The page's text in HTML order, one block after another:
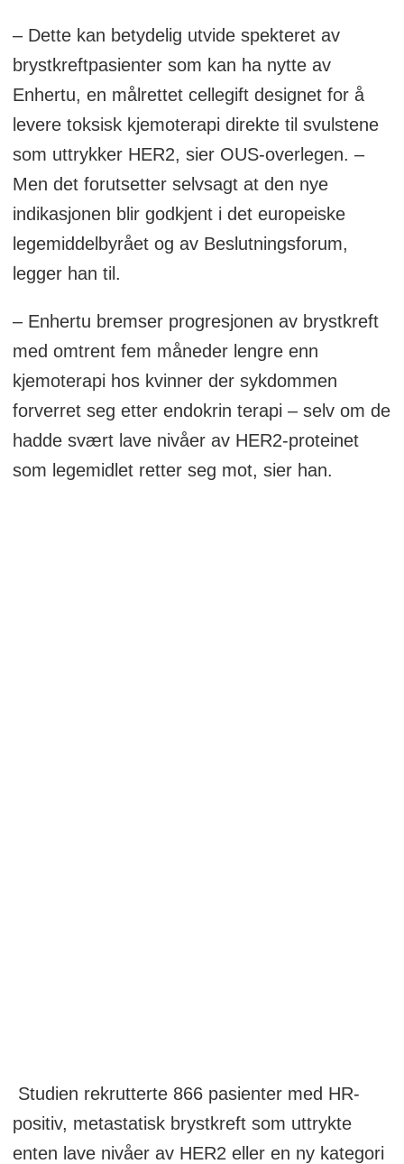
– Dette kan betydelig utvide spekteret av
brystkreftpasienter som kan ha nytte av
Enhertu, en målrettet cellegift designet for å
levere toksisk kjemoterapi direkte til svulstene
som uttrykker HER2, sier OUS-overlegen. –
Men det forutsetter selvsagt at den nye
indikasjonen blir godkjent i det europeiske
legemiddelbyrået og av Beslutningsforum,
legger han til.
– Enhertu bremser progresjonen av brystkreft
med omtrent fem måneder lengre enn
kjemoterapi hos kvinner der sykdommen
forverret seg etter endokrin terapi – selv om de
hadde svært lave nivåer av HER2-proteinet
som legemidlet retter seg mot, sier han.
Studien rekrutterte 866 pasienter med HR-
positiv, metastatisk brystkreft som uttrykte
enten lave nivåer av HER2 eller en ny kategori